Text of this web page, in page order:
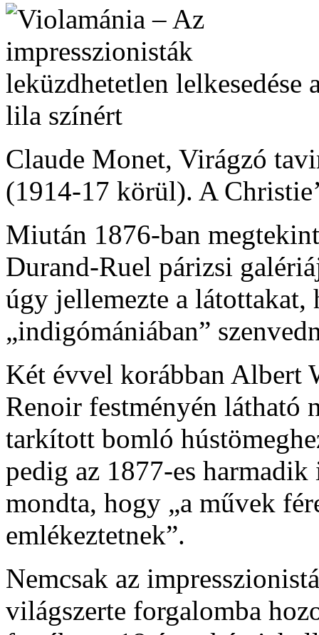
Claude Monet, Virágzó
(1914-17 körül). A
Miután 1876-ban
Durand-Ruel párizsi
úgy jellemezte a látottakat,
„indigómániában”
Két évvel korábban Albert
Renoir festményén
tarkított bomló
pedig az 1877-es
mondta, hogy „a művek
emlékeztetnek”.
Nemcsak az
világszerte forgalomba